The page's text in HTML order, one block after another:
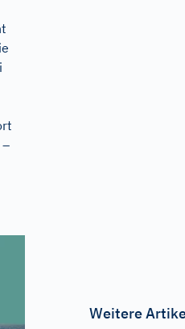
Weitere